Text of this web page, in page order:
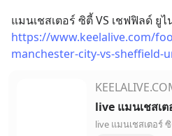
แมนเชสเตอร์ ซิตี้ VS เชฟฟิลด์ ยูไ
https://www.keelalive.com/
manchester-city-vs-sheffield-